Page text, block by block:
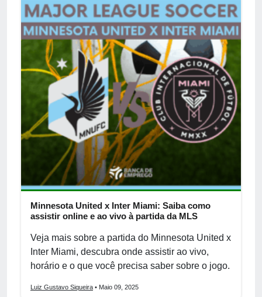
Minnesota United x Inter Miami: Saiba como
assistir online e ao vivo à partida da MLS
Veja mais sobre a partida do Minnesota United x
Inter Miami, descubra onde assistir ao vivo,
horário e o que você precisa saber sobre o jogo.
Luiz Gustavo Siqueira • Maio 09, 2025